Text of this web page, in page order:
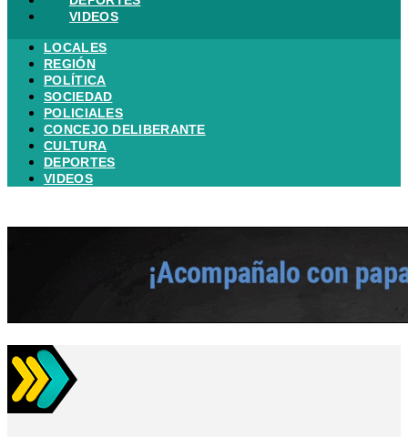
VIDEOS
LOCALES
REGIÓN
POLÍTICA
SOCIEDAD
POLICIALES
CONCEJO DELIBERANTE
CULTURA
DEPORTES
VIDEOS